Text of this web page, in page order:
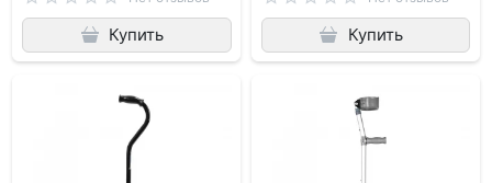
Купить Купить